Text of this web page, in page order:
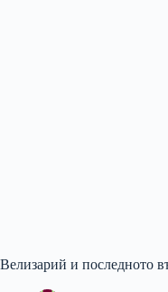
Велизарий и последното